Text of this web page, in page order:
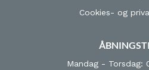
Cookies- og
Mandag - Torsdag: